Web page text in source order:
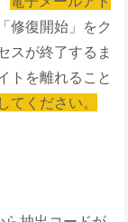
修復開始」をク
スが終了するま
トを離れること
てください。